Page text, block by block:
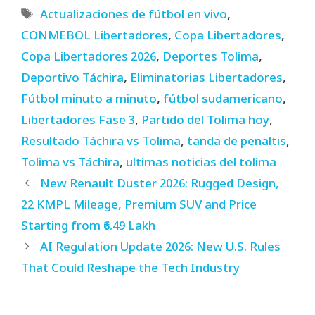
Tags
Actualizaciones de fútbol en vivo,
CONMEBOL Libertadores, Copa Libertadores,
Copa Libertadores 2026, Deportes Tolima,
Deportivo Táchira, Eliminatorias Libertadores,
Fútbol minuto a minuto, fútbol sudamericano,
Libertadores Fase 3, Partido del Tolima hoy,
Resultado Táchira vs Tolima, tanda de penaltis,
Tolima vs Táchira, ultimas noticias del tolima
New Renault Duster 2026: Rugged Design,
22 KMPL Mileage, Premium SUV and Price
Starting from ₹6.49 Lakh
AI Regulation Update 2026: New U.S. Rules
That Could Reshape the Tech Industry